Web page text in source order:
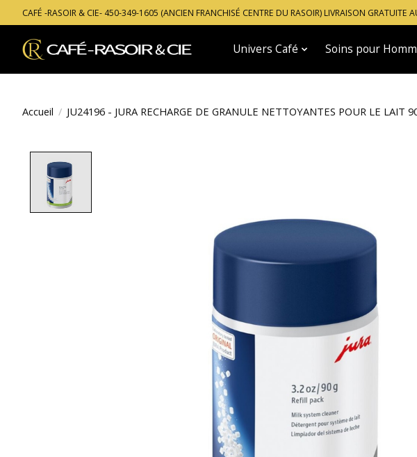
CAFÉ -RASOIR & CIE- 450-349-1605 (ANCIEN FRANCHISÉ CENTRE DU RASOIR) LIVRAISON GRATUITE
Univers Café Soins pour
Accueil / JU24196 - JURA RECHARGE DE GRANULE NETTOYANTES POUR LE LAIT